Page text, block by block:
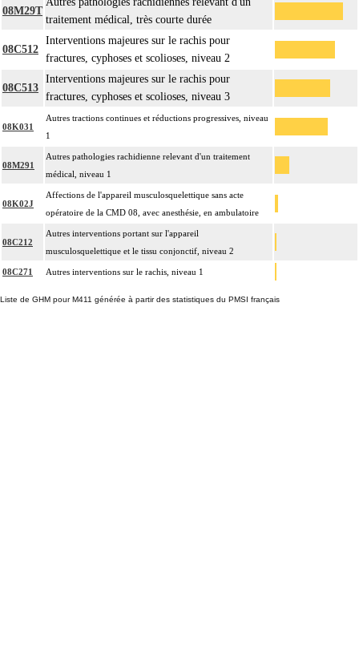
08M29T
traitement médical, très courte durée
08C512
Interventions majeures sur le rachis pour
fractures, cyphoses et scolioses, niveau 2
08C513
Interventions majeures sur le rachis pour
fractures, cyphoses et scolioses, niveau 3
08K031
Autres tractions continues et réductions progressives, niveau
1
08M291
Autres pathologies rachidienne relevant d'un traitement
médical, niveau 1
08K02J
Affections de l'appareil musculosquelettique sans acte
opératoire de la CMD 08, avec anesthésie, en ambulatoire
08C212
Autres interventions portant sur l'appareil
musculosquelettique et le tissu conjonctif, niveau 2
08C271 Autres interventions sur le rachis, niveau 1
Liste de GHM pour M411 générée à partir des statistiques du PMSI français